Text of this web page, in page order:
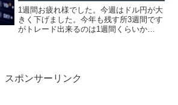
1週間お疲れ様でした。今週はドル円が大
きく下げました。今年も残す所3週間です
がトレード出来るのは1週間くらいか
スポンサーリンク